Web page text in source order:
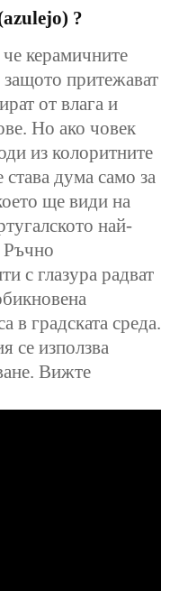
?
керамичните
притежават
от влага и
Но ако човек
из колоритните
дума само за
ще види на
най-
Ръчно
с глазура радват
в градската среда.
се използва
Вижте